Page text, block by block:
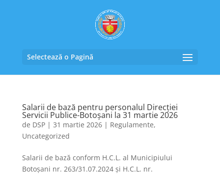
Selectează o Pagină
Salarii de bază pentru personalul Direcției
Servicii Publice-Botoșani la 31 martie 2026
de DSP| 31 martie 2026| Regulamente,
Uncategorized
Salarii de bază conform H.C.L. al Municipiului
Botoșani nr. 263/31.07.2024 și H.C.L. nr.